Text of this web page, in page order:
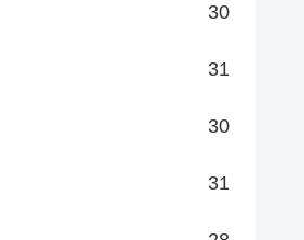
30
31
30
31